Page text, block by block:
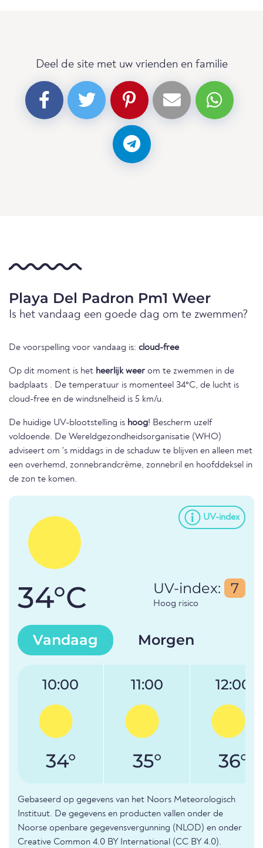
Deel de site met uw vrienden en familie
Playa Del Padron Pm1 Weer
Is het vandaag een goede dag om te zwemmen?
De voorspelling voor vandaag is: cloud-free
Op dit moment is het heerlijk weer om te zwemmen in de
badplaats . De temperatuur is momenteel 34°C, de lucht is
cloud-free en de windsnelheid is 5 km/u.
De huidige UV-blootstelling is hoog! Bescherm uzelf
voldoende. De Wereldgezondheidsorganisatie (WHO)
adviseert om 's middags in de schaduw te blijven en alleen met
een overhemd, zonnebrandcrème, zonnebril en hoofddeksel in
de zon te komen.
UV-index
34°C UV-index: 7
Hoog risico
Vandaag Morgen
10:00
34°
11:00
35°
12:00
36°
Gebaseerd op gegevens van het Noors Meteorologisch
Instituut. De gegevens en producten vallen onder de
Noorse openbare gegevensvergunning (NLOD) en onder
Creative Common 4.0 BY International (CC BY 4.0).